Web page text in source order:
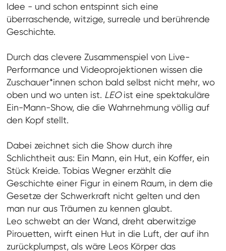
Idee - und schon entspinnt sich eine
überraschende, witzige, surreale und berührende
Geschichte.
Durch das clevere Zusammenspiel von Live-
Performance und Videoprojektionen wissen die
Zuschauer*innen schon bald selbst nicht mehr, wo
oben und wo unten ist. LEOist eine spektakuläre
Ein-Mann-Show, die die Wahrnehmung völlig auf
den Kopf stellt.
Dabei zeichnet sich die Show durch ihre
Schlichtheit aus: Ein Mann, ein Hut, ein Koffer, ein
Stück Kreide. Tobias Wegner erzählt die
Geschichte einer Figur in einem Raum, in dem die
Gesetze der Schwerkraft nicht gelten und den
man nur aus Träumen zu kennen glaubt.
Leo schwebt an der Wand, dreht aberwitzige
Pirouetten, wirft einen Hut in die Luft, der auf ihn
zurückplumpst, als wäre Leos Körper das